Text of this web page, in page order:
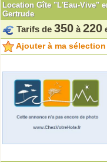
Location Gîte "L'Eau-Vive"
Gertrude
Tarifs de 350 à 220
Ajouter à ma